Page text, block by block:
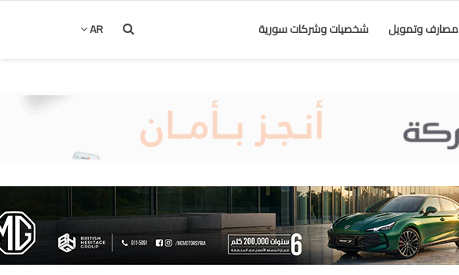
مصارف وتمويل شخصيات وشركات سورية AR